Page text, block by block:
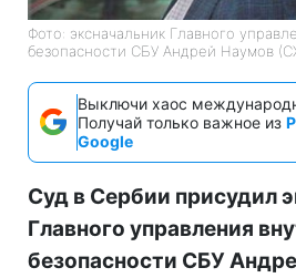
Фото: эксначальник Главного
безопасности СБУ Андрей Наумов
Выключи хаос
Получай только важное из
Google
Суд в Сербии присудил
Главного управления
безопасности СБУ